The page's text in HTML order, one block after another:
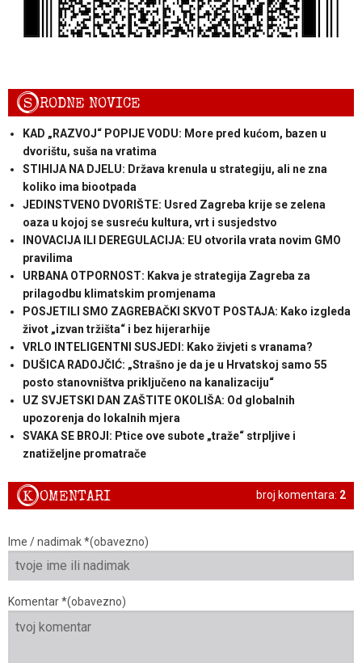
SRODNE NOVICE
KAD „RAZVOJ“ POPIJE VODU: More pred kućom, bazen u
dvorištu, suša na vratima
STIHIJA NA DJELU: Država krenula u strategiju, ali ne zna
koliko ima biootpada
JEDINSTVENO DVORIŠTE: Usred Zagreba krije se zelena
oaza u kojoj se susreću kultura, vrt i susjedstvo
INOVACIJA ILI DEREGULACIJA: EU otvorila vrata novim GMO
pravilima
URBANA OTPORNOST: Kakva je strategija Zagreba za
prilagodbu klimatskim promjenama
POSJETILI SMO ZAGREBAČKI SKVOT POSTAJA: Kako izgleda
život „izvan tržišta“ i bez hijerarhije
VRLO INTELIGENTNI SUSJEDI: Kako živjeti s vranama?
DUŠICA RADOJČIĆ: „Strašno je da je u Hrvatskoj samo 55
posto stanovništva priključeno na kanalizaciju“
UZ SVJETSKI DAN ZAŠTITE OKOLIŠA: Od globalnih
upozorenja do lokalnih mjera
SVAKA SE BROJI: Ptice ove subote „traže“ strpljive i
znatiželjne promatrače
broj komentara: 2
KOMENTARI
Ime / nadimak *(obavezno)
Komentar *(obavezno)